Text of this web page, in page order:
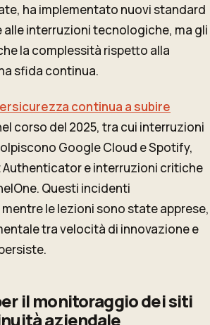
ha implementato nuovi standard
alle interruzioni tecnologiche, ma gli
la complessità rispetto alla
sfida continua.
continua a subire
corso del 2025, tra cui interruzioni
Google Cloud e Spotify,
e interruzioni critiche
Questi incidenti
le lezioni sono state apprese,
tra velocità di innovazione e
il monitoraggio dei siti
aziendale